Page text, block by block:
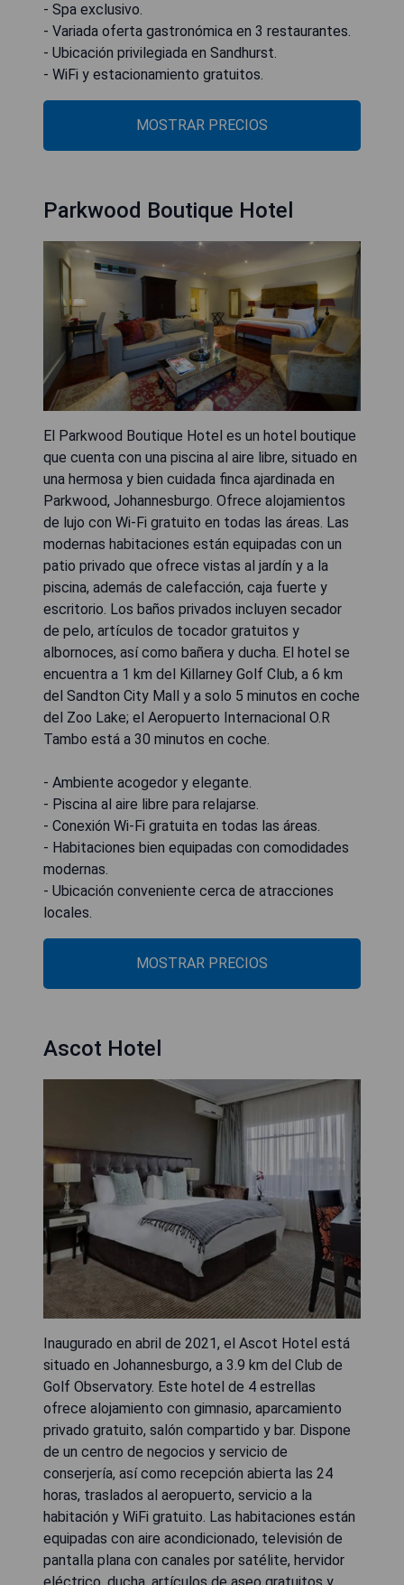
- Spa exclusivo.
- Variada oferta gastronómica en 3 restaurantes.
- Ubicación privilegiada en Sandhurst.
- WiFi y estacionamiento gratuitos.
MOSTRAR PRECIOS
Parkwood Boutique Hotel
El Parkwood Boutique Hotel es un hotel boutique
que cuenta con una piscina al aire libre, situado en
una hermosa y bien cuidada finca ajardinada en
Parkwood, Johannesburgo. Ofrece alojamientos
de lujo con Wi-Fi gratuito en todas las áreas. Las
modernas habitaciones están equipadas con un
patio privado que ofrece vistas al jardín y a la
piscina, además de calefacción, caja fuerte y
escritorio. Los baños privados incluyen secador
de pelo, artículos de tocador gratuitos y
albornoces, así como bañera y ducha. El hotel se
encuentra a 1 km del Killarney Golf Club, a 6 km
del Sandton City Mall y a solo 5 minutos en coche
del Zoo Lake; el Aeropuerto Internacional O.R
Tambo está a 30 minutos en coche.
- Ambiente acogedor y elegante.
- Piscina al aire libre para relajarse.
- Conexión Wi-Fi gratuita en todas las áreas.
- Habitaciones bien equipadas con comodidades
modernas.
- Ubicación conveniente cerca de atracciones
locales.
MOSTRAR PRECIOS
Ascot Hotel
Inaugurado en abril de 2021, el Ascot Hotel está
situado en Johannesburgo, a 3.9 km del Club de
Golf Observatory. Este hotel de 4 estrellas
ofrece alojamiento con gimnasio, aparcamiento
privado gratuito, salón compartido y bar. Dispone
de un centro de negocios y servicio de
conserjería, así como recepción abierta las 24
horas, traslados al aeropuerto, servicio a la
habitación y WiFi gratuito. Las habitaciones están
equipadas con aire acondicionado, televisión de
pantalla plana con canales por satélite, hervidor